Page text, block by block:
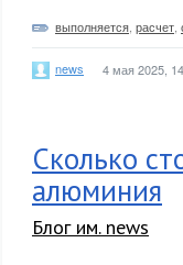
выполняется расчет
news 4 мая 2025,
Сколько
алюминия
Блог им. news